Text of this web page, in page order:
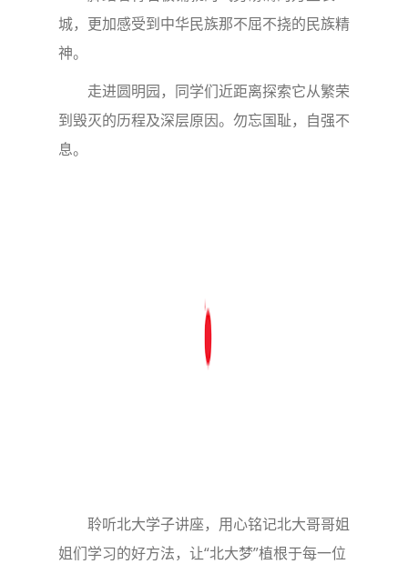
城，更加感受到中华民族那不屈不挠的民族精
神。
走进圆明园，同学们近距离探索它从繁荣
到毁灭的历程及深层原因。勿忘国耻，自强不
息。
聆听北大学子讲座，用心铭记北大哥哥姐
姐们学习的好方法，让“北大梦”植根于每一位